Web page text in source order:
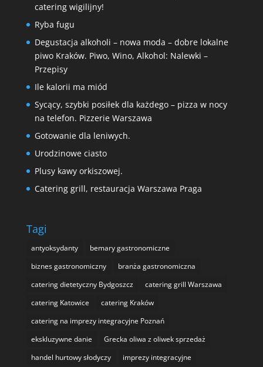
catering wigilijny!
Ryba fugu
Degustacja alkoholi – nowa moda – dobre lokalne
piwo Kraków. Piwo, Wino, Alkohol: Nalewki –
Przepisy
Ile kalorii ma miód
Sycący, szybki posiłek dla każdego – pizza w nocy
na telefon. Pizzerie Warszawa
Gotowanie dla leniwych.
Urodzinowe ciasto
Plusy kawy orkiszowej.
Catering grill, restauracja Warszawa Praga
Tagi
antyoksydanty
bemary gastronomiczne
biznes gastronomiczny
branża gastronomiczna
catering dietetyczny Bydgoszcz
catering grill Warszawa
catering Katowice
catering Kraków
catering na imprezy integracyjne Poznań
ekskluzywne danie
Grecka oliwa z oliwek sprzedaż
handel hurtowy słodyczy
imprezy integracyjne